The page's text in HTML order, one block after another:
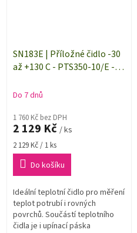
SN183E | Příložné čidlo -30
až +130 C - PTS350-10/E -
Do 7 dnů
1 760 Kč bez DPH
2 129 Kč / ks
Měrná
cena:
2 129 Kč / 1 ks
Do košíku
Ideální teplotní čidlo pro měření
teplot potrubí i rovných
povrchů. Součástí teplotního
čidla je i upínací páska